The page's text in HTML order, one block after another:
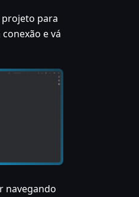
projeto para
e vá
navegando